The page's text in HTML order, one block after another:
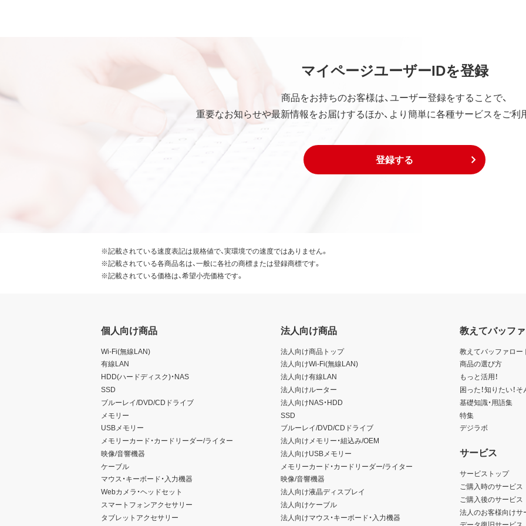
第5条 損害賠償
弊社は、データの消失、業務の中断、逸失利益、精神的損害等を含め、本ソフトウェアの使用ま
的、特別、偶発的、結果的、その他いかなる損害にも、一切の責任を負いません。
いかなる場合においても、弊社の責任の上限は、お客様が購入商品の対価として支払った金額
本契約の締結により、お客様は下記事項に同意するものとします。
本ソフトウェアが外国為替及び外国貿易法および米国輸出管理関連法規等に基づく輸出規制
識の上、本ソフトウェアを輸出または再輸出する場合は、上記の輸出管理関連法規を遵守し、
第7条 その他
せん。
本ソフトウェアに表示されている著作権者も本契約について弊社と同じ権利を有するものとし
本契約に関わる紛争が発生した場合は、弊社の本店所在地を管轄する裁判所を専属的裁判所と
マイページユーザーIDを登録
商品をお持ちのお客様は、ユーザー登録をすることで、
重要なお知らせや最新情報をお届けするほか、より簡単に各種サービスをご利
登録する
※記載されている速度表記は規格値で、実環境での速度ではありません。
※記載されている各商品名は、一般に各社の商標または登録商標です。
※記載されている価格は、希望小売価格です。
個人向け商品
Wi-Fi(無線LAN)
有線LAN
HDD(ハードディスク)・NAS
SSD
ブルーレイ/DVD/CDドライブ
メモリー
USBメモリー
メモリーカード・カードリーダー/ライター
映像/音響機器
ケーブル
マウス・キーボード・入力機器
Webカメラ・ヘッドセット
スマートフォンアクセサリー
タブレットアクセサリー
法人向け商品
法人向け商品トップ
法人向けWi-Fi(無線LAN)
法人向け有線LAN
法人向けルーター
法人向けNAS・HDD
SSD
ブルーレイ/DVD/CDドライブ
法人向けメモリー・組込み/OEM
法人向けUSBメモリー
メモリーカード・カードリーダー/ライター
映像/音響機器
法人向け液晶ディスプレイ
法人向けケーブル
法人向けマウス・キーボード・入力機器
教えてバッフ
教えてバッファロー
商品の選び方
もっと活用！
困った！知りたい！
基礎知識・用語集
特集
デジラボ
サービス
サービストップ
ご購入時のサービス
ご購入後のサービス
法人のお客様向けサ